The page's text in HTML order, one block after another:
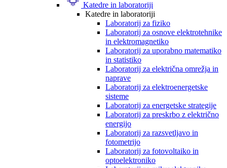
Katedre in laboratoriji
Katedre in laboratoriji
Laboratorij za fiziko
Laboratorij za osnove elektrotehnike
in elektromagnetiko
Laboratorij za uporabno matematiko
in statistiko
Laboratorij za električna omrežja in
naprave
Laboratorij za elektroenergetske
sisteme
Laboratorij za energetske strategije
Laboratorij za preskrbo z električno
energijo
Laboratorij za razsvetljavo in
fotometrijo
Laboratorij za fotovoltaiko in
optoelektroniko